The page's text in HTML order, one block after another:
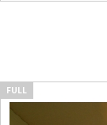
FULL